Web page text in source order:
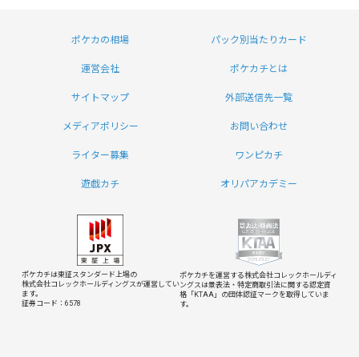
ポケカの相場 パック別当たりカード
運営会社 ポケカチとは
サイトマップ 外部送信先一覧
メディアポリシー お問い合わせ
ライター募集 ワンピカチ
遊戯カチ オリパアカデミー
ポケカチは東証スタンダード上場の
株式会社コレックホールディングスが運営してい
ます。
証券コード：6578
ポケカチを運営する株式会社コレックホールディ
ングスは景表法・特定商取引法に関する認定資
格「KTAA」の団体認証マークを取得していま
す。